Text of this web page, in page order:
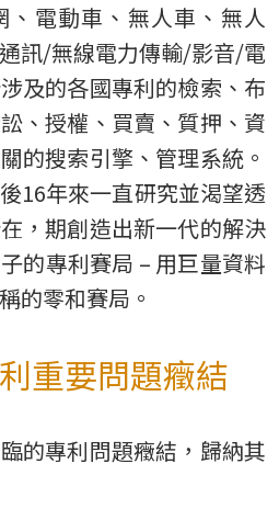
電動車、無人車、無人
訊/無線電力傳輸/影音/電
及的各國專利的檢索、布
、授權、買賣、質押、資
的搜索引擎、管理系統。
16年來一直研究並渴望透
，期創造出新一代的解決
的專利賽局 – 用巨量資料
的零和賽局。
重要問題癥結
的專利問題癥結，歸納其